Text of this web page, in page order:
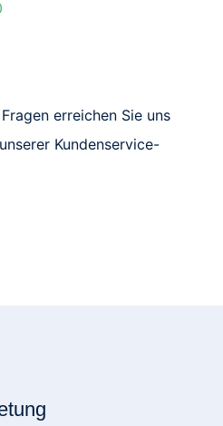
erreichen Sie uns
Kundenservice-